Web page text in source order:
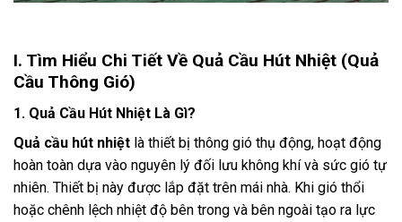
I. Tìm Hiểu Chi Tiết Về Quả Cầu Hút Nhiệt (Quả
Cầu Thông Gió)
1. Quả Cầu Hút Nhiệt Là Gì?
Quả cầu hút nhiệt là thiết bị thông gió thụ động, hoạt động
hoàn toàn dựa vào nguyên lý đối lưu không khí và sức gió tự
nhiên. Thiết bị này được lắp đặt trên mái nhà. Khi gió thổi
hoặc chênh lệch nhiệt độ bên trong và bên ngoài tạo ra lực